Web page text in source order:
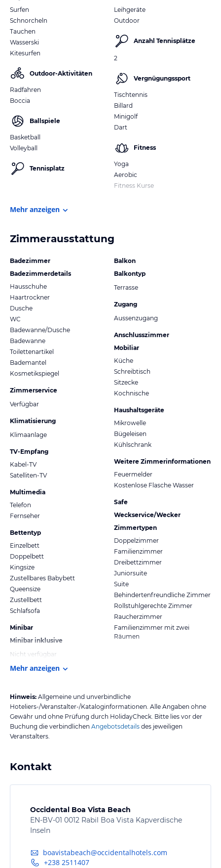
Surfen
Schnorcheln
Tauchen
Wasserski
Kitesurfen
Outdoor-Aktivitäten
Radfahren
Boccia
Ballspiele
Basketball
Volleyball
Tennisplatz
Leihgeräte
Outdoor
Anzahl Tennisplätze
2
Vergnügungssport
Tischtennis
Billard
Minigolf
Dart
Fitness
Yoga
Aerobic
Fitness Kurse
Mehr anzeigen
Zimmerausstattung
Badezimmer
Badezimmerdetails
Hausschuhe
Haartrockner
Dusche
WC
Badewanne/Dusche
Badewanne
Toilettenartikel
Bademantel
Kosmetikspiegel
Zimmerservice
Verfügbar
Klimatisierung
Klimaanlage
TV-Empfang
Kabel-TV
Satelliten-TV
Multimedia
Telefon
Fernseher
Bettentyp
Einzelbett
Doppelbett
Kingsize
Zustellbares Babybett
Queensize
Zustellbett
Schlafsofa
Minibar
Minibar inklusive
Nicht verfügbar
Balkon
Balkontyp
Terrasse
Zugang
Aussenzugang
Anschlusszimmer
Mobiliar
Küche
Schreibtisch
Sitzecke
Kochnische
Haushaltsgeräte
Mikrowelle
Bügeleisen
Kühlschrank
Weitere Zimmerinformationen
Feuermelder
Kostenlose Flasche Wasser
Safe
Weckservice/Wecker
Zimmertypen
Doppelzimmer
Familienzimmer
Dreibettzimmer
Juniorsuite
Suite
Behindertenfreundliche Zimmer
Rollstuhlgerechte Zimmer
Raucherzimmer
Familienzimmer mit zwei
Räumen
Mehr anzeigen
Hinweis: Allgemeine und unverbindliche
Hoteliers-/Veranstalter-/Kataloginformationen. Alle Angaben ohne
Gewähr und ohne Prüfung durch HolidayCheck. Bitte lies vor der
Buchung die verbindlichen Angebotsdetails des jeweiligen
Veranstalters.
Kontakt
Occidental Boa Vista Beach
EN-BV-01 0012 Rabil Boa Vista Kapverdische
Inseln
boavistabeach@occidentalhotels.com
+238 2511407